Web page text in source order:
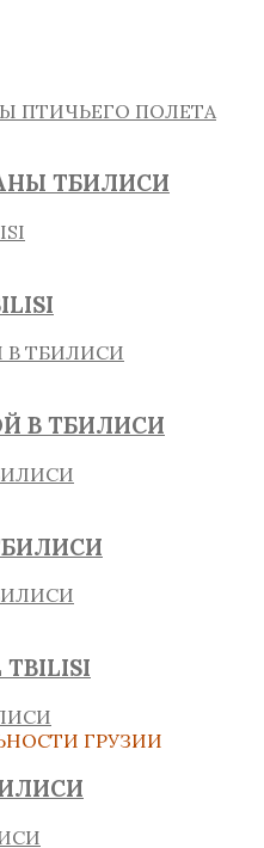
ТБИЛИСИ
В ТБИЛИСИ
TBILISI
ГРУЗИИ